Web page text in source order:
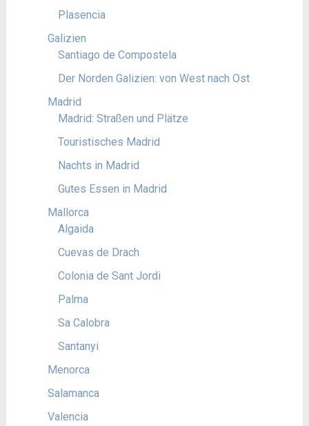
Plasencia
Galizien
Santiago de Compostela
Der Norden Galizien: von West nach Ost
Madrid
Madrid: Straßen und Plätze
Touristisches Madrid
Nachts in Madrid
Gutes Essen in Madrid
Mallorca
Algaida
Cuevas de Drach
Colonia de Sant Jordi
Palma
Sa Calobra
Santanyi
Menorca
Salamanca
Valencia